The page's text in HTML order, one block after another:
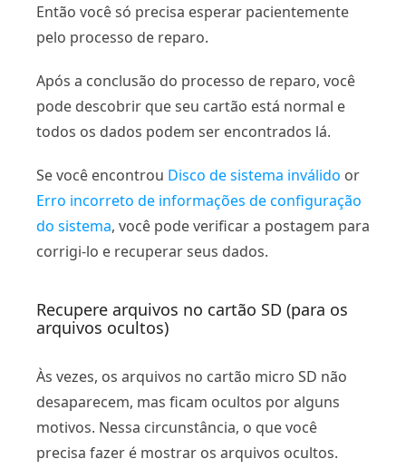
Então você só precisa esperar pacientemente
pelo processo de reparo.
Após a conclusão do processo de reparo, você
pode descobrir que seu cartão está normal e
todos os dados podem ser encontrados lá.
Se você encontrou Disco de sistema inválido or
Erro incorreto de informações de configuração
do sistema, você pode verificar a postagem para
corrigi-lo e recuperar seus dados.
Recupere arquivos no cartão SD (para os
arquivos ocultos)
Às vezes, os arquivos no cartão micro SD não
desaparecem, mas ficam ocultos por alguns
motivos. Nessa circunstância, o que você
precisa fazer é mostrar os arquivos ocultos.